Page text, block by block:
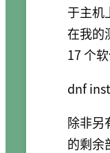
于主机
在我的
17 个
dnf
除非另
的剩余